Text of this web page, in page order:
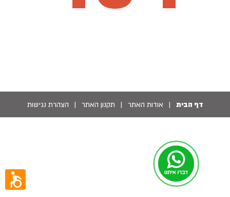
דף הבית | אודות האתר | תקנון האתר | הצהרת נגישות